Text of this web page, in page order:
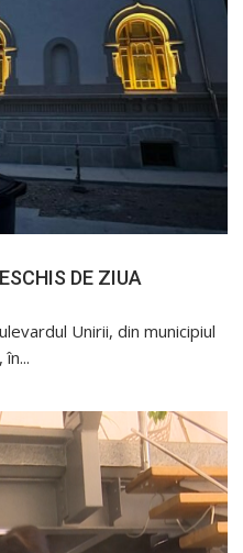
DE ZIUA
Unirii, din municipiul